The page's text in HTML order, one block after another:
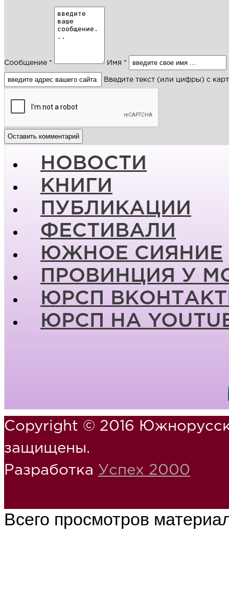
Сообщение * Имя *
Введите текст (или цифры) с
НОВОСТИ
КНИГИ
ПУБЛИКАЦИИ
ФЕСТИВАЛИ
ЮЖНОЕ СИЯНИЕ
ПРОВИНЦИЯ У
ЮРСП
ЮРСП НА
Copyright © 2016
защищены.
Разработка Успех 2000
Всего просмотров